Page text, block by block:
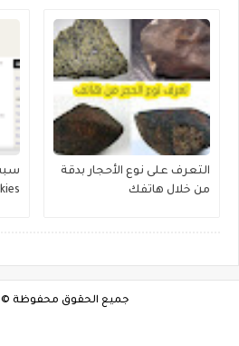
التعرف على نوع الأحجار بدقة
من خلال هاتفك
جميع الحقوق محفوظة ©